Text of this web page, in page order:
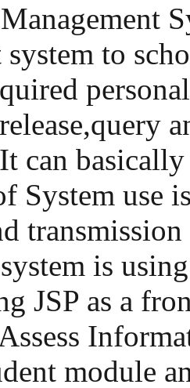
system to
can basically
System use
is
JSP as a
module